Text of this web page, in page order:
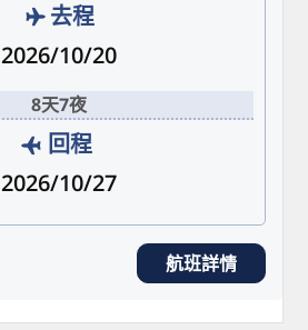
去程
2026/10/20
8天7夜
回程
2026/10/27
航班詳情